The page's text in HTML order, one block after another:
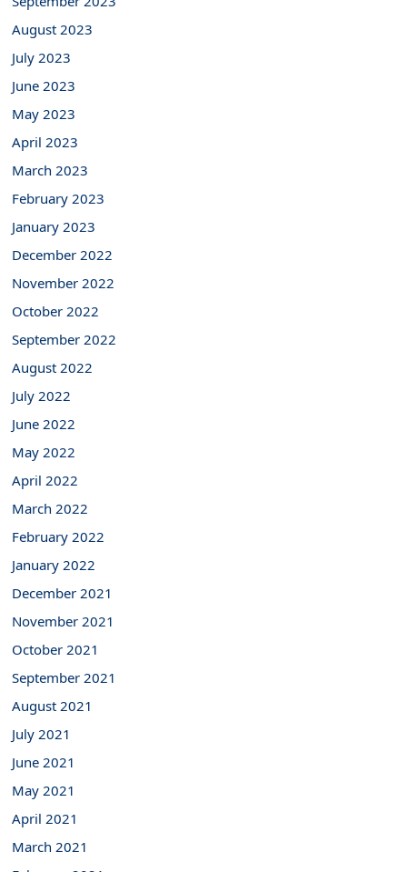
August 2023
July 2023
June 2023
May 2023
April 2023
March 2023
February 2023
January 2023
December 2022
November 2022
October 2022
September 2022
August 2022
July 2022
June 2022
May 2022
April 2022
March 2022
February 2022
January 2022
December 2021
November 2021
October 2021
September 2021
August 2021
July 2021
June 2021
May 2021
April 2021
March 2021